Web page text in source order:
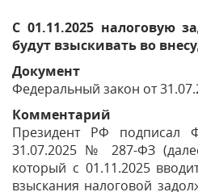
С 01.11.2025 налоговую
будут взыскивать во
Документ
Федеральный закон от
Комментарий
Президент РФ подписал
31.07.2025 № 287-ФЗ
который с 01.11.2025
взыскания налоговой